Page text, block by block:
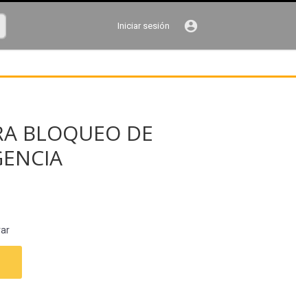
Iniciar sesión account_circle
BLOQUEO DE